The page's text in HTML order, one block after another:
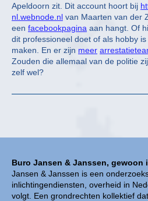
Buro Jansen & Janssen, gewoon
Jansen & Janssen is een
inlichtingendiensten, overheid in
volgt. Een grondrechten kollektief
Apeldoorn zit. Dit account hoort bij
nl.webnode.nl van Maarten van der
een facebookpagina aan hangt. Of
dit professioneel doet of als hobby
maken. En er zijn meer
Zouden die allemaal van de politie
zelf wel?